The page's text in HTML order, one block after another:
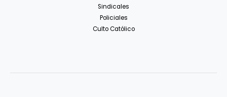
Sindicales
Policiales
Culto Católico